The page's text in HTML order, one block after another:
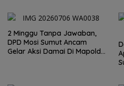
2 Minggu Tanpa Jawaban,
DPD Mosi Sumut Ancam
Gelar Aksi Damai Di Mapolda